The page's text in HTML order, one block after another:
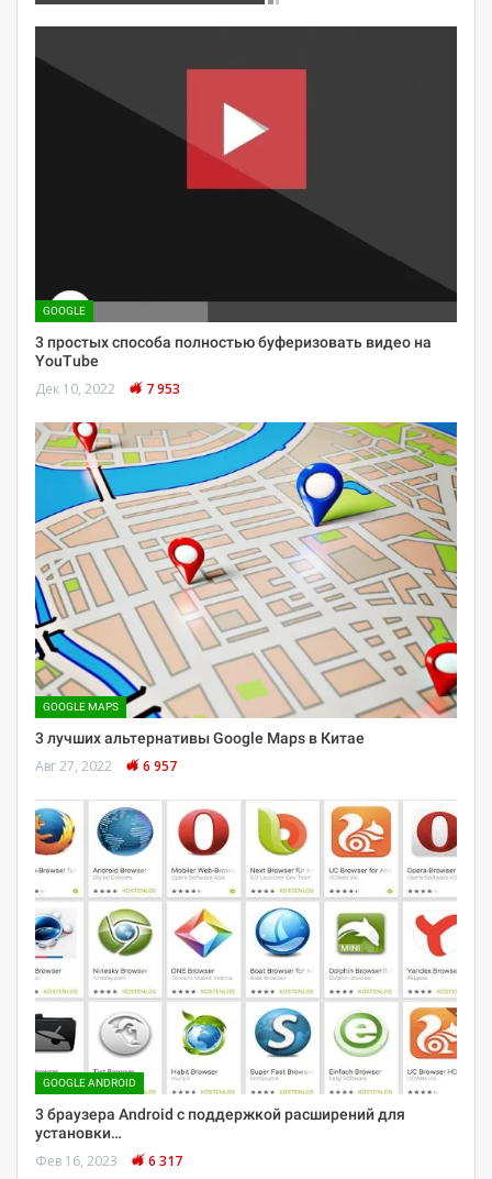
GOOGLE
3 простых способа полностью буферизовать видео на
YouTube
Дек 10, 2022 7 953
GOOGLE MAPS
3 лучших альтернативы Google Maps в Китае
Авг 27, 2022 6 957
GOOGLE ANDROID
3 браузера Android с поддержкой расширений для
установки…
Фев 16, 2023 6 317